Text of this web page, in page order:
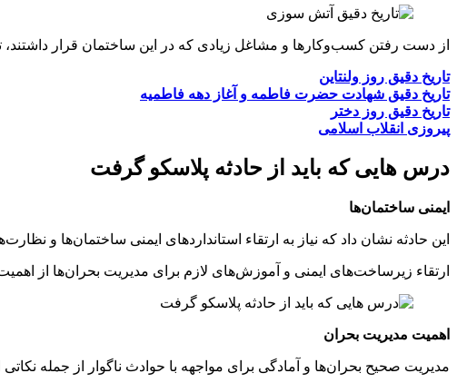
از دست رفتن کسب‌وکارها و مشاغل زیادی که در این ساختمان قرار داشتند،
تاریخ دقیق روز ولنتاین
تاریخ دقیق شهادت حضرت فاطمه و آغاز دهه فاطمیه
تاریخ دقیق روز دختر
پیروزی انقلاب اسلامی
درس‌ هایی که باید از حادثه پلاسکو گرفت
ایمنی ساختمان‌ها
این حادثه نشان داد که نیاز به ارتقاء استانداردهای ایمنی ساختمان‌ها و
ارتقاء زیرساخت‌های ایمنی و آموزش‌های لازم برای مدیریت بحران‌ها از
اهمیت مدیریت بحران
مدیریت صحیح بحران‌ها و آمادگی برای مواجهه با حوادث ناگوار از جمله